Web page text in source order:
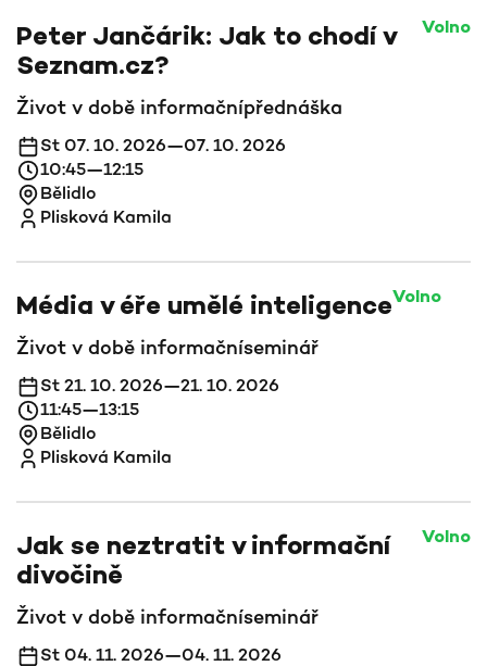
Peter Jančárik: Jak to chodí v
Seznam.cz?
Volno
Život v době informačnípřednáška
St 07. 10. 2026—07. 10. 2026
10:45—12:15
Bělidlo
Plisková Kamila
Média v éře umělé inteligenceVolno
Život v době informačníseminář
St 21. 10. 2026—21. 10. 2026
11:45—13:15
Bělidlo
Plisková Kamila
Jak se neztratit v informační
divočině
Volno
Život v době informačníseminář
St 04. 11. 2026—04. 11. 2026